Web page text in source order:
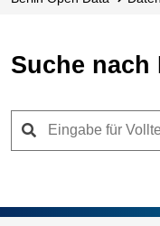
Suche nach